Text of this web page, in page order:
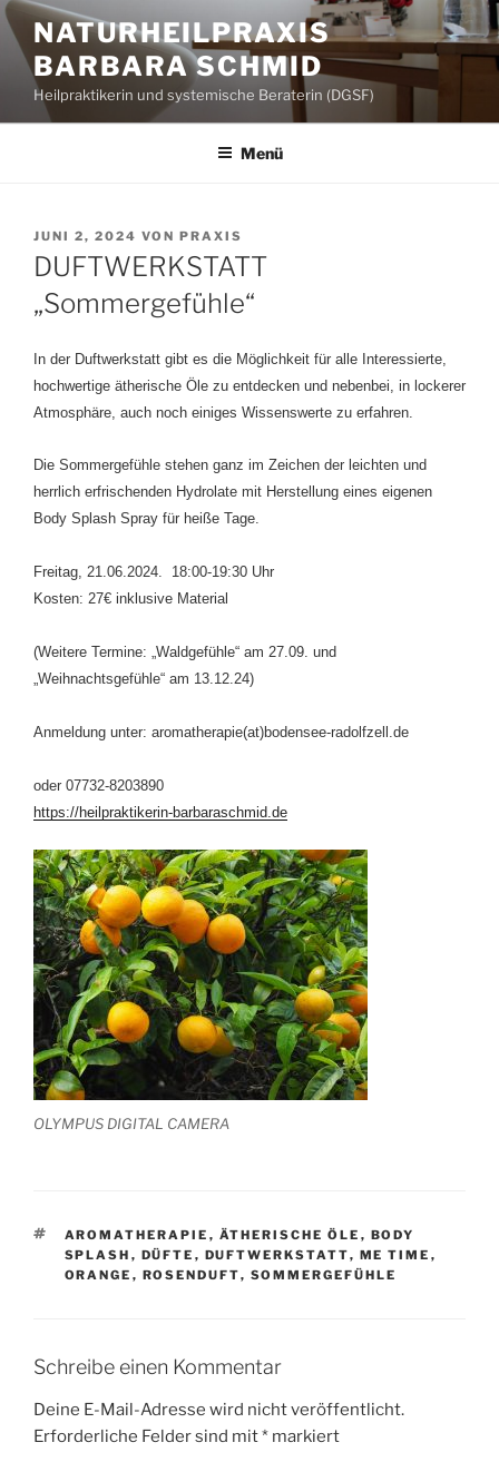
Zum
Inhalt
springen
NATURHEILPRAXIS
BARBARA SCHMID
Heilpraktikerin und systemische Beraterin (DGSF)
Menü
VERÖFFENTLICHT
AM
JUNI 2, 2024 VON PRAXIS
DUFTWERKSTATT
„Sommergefühle“
In der Duftwerkstatt gibt es die Möglichkeit für alle Interessierte,
hochwertige ätherische Öle zu entdecken und nebenbei, in lockerer
Atmosphäre, auch noch einiges Wissenswerte zu erfahren.
Die Sommergefühle stehen ganz im Zeichen der leichten und
herrlich erfrischenden Hydrolate mit Herstellung eines eigenen
Body Splash Spray für heiße Tage.
Freitag, 21.06.2024. 18:00-19:30 Uhr
Kosten: 27€ inklusive Material
(Weitere Termine: „Waldgefühle“ am 27.09. und
„Weihnachtsgefühle“ am 13.12.24)
Anmeldung unter: aromatherapie(at)bodensee-radolfzell.de
oder 07732-8203890
https://heilpraktikerin-barbaraschmid.de
OLYMPUS DIGITAL CAMERA
SCHLAGWÖRTER
AROMATHERAPIE , ÄTHERISCHE ÖLE , BODY
SPLASH , DÜFTE , DUFTWERKSTATT, ME TIME ,
ORANGE , ROSENDUFT, SOMMERGEFÜHLE
Schreibe einen Kommentar
Deine E-Mail-Adresse wird nicht veröffentlicht.
Erforderliche Felder sind mit* markiert